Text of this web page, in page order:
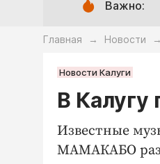
Важно:
Главная → Новости →
Новости Калуги
В
Известные
МАМАКАБО раз